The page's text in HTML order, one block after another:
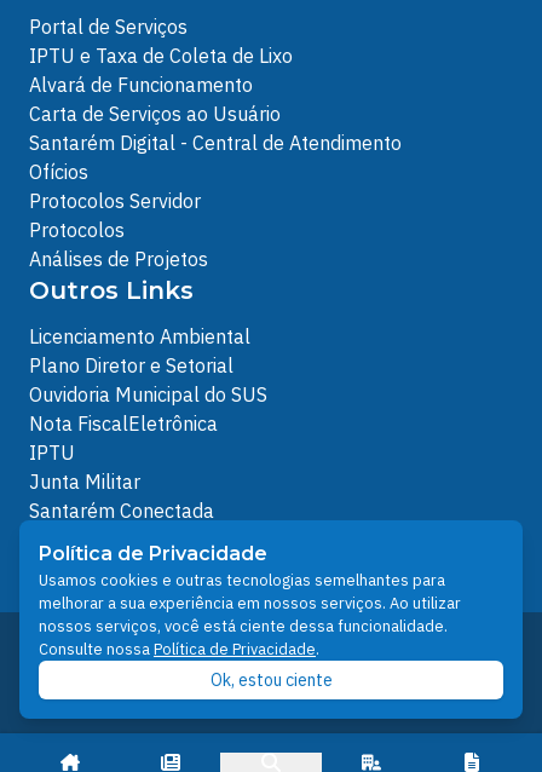
Portal de Serviços
IPTU e Taxa de Coleta de Lixo
Alvará de Funcionamento
Carta de Serviços ao Usuário
Santarém Digital - Central de Atendimento
Ofícios
Protocolos Servidor
Protocolos
Análises de Projetos
Outros Links
Licenciamento Ambiental
Plano Diretor e Setorial
Ouvidoria Municipal do SUS
Nota FiscalEletrônica
IPTU
Junta Militar
Santarém Conectada
Política de Privacidade
People illustrations by Storyset
Desenvolvido pelo Núcleo Técnico de Gestão de
Tecnologia da Informação - NTI
Prefeitura de Santarém © 2026
Política de Privacidade
Usamos cookies e outras tecnologias semelhantes para
melhorar a sua experiência em nossos serviços. Ao utilizar
nossos serviços, você está ciente dessa funcionalidade.
Consulte nossaPolítica de Privacidade.
Ok, estou ciente